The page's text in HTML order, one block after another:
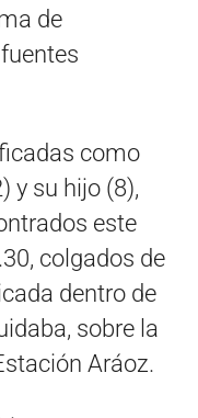
de
como
y su hijo (8),
este
colgados de
dentro de
sobre la
Aráoz.